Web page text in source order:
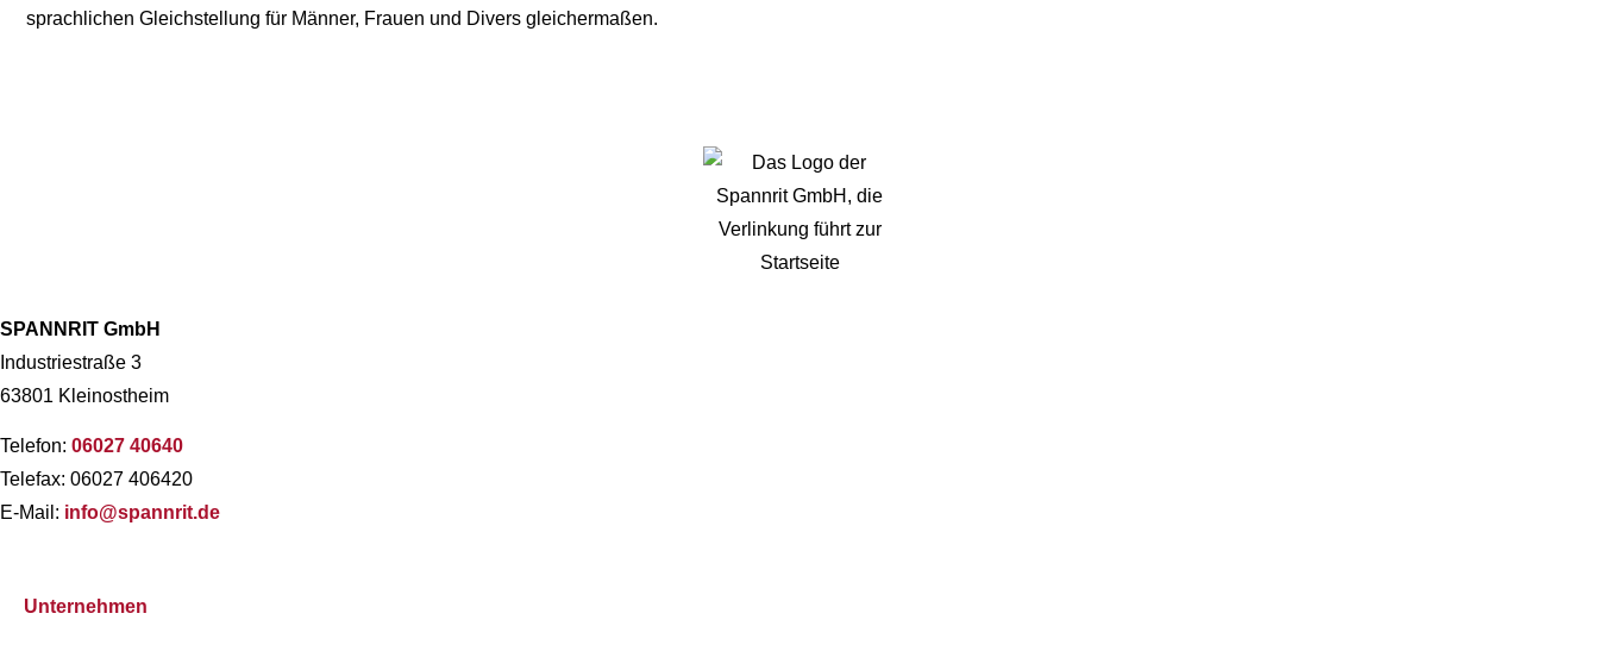
sprachlichen Gleichstellung für Männer, Frauen und Divers gleichermaßen.
SPANNRIT GmbH
Industriestraße 3
63801 Kleinostheim
Telefon: 06027 40640
Telefax: 06027 406420
E-Mail: info@spannrit.de
Unternehmen